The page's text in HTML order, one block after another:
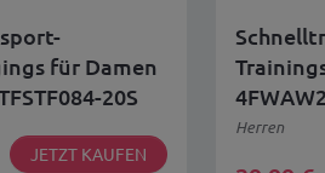
für Damen
20S
JETZT KAUFEN
Herren